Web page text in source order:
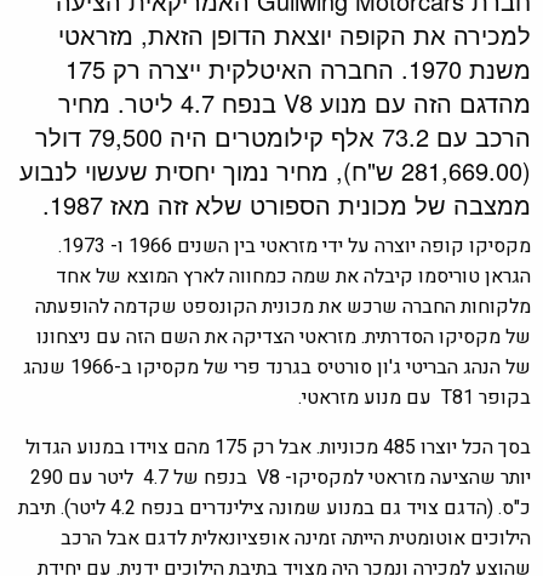
למכירה את הקופה יוצאת הדופן הזאת, מזראטי
משנת 1970. החברה האיטלקית ייצרה רק 175
מהדגם הזה עם מנוע V8 בנפח 4.7 ליטר. מחיר
הרכב עם 73.2 אלף קילומטרים היה 79,500 דולר
(281,669.00 ש"ח), מחיר נמוך יחסית שעשוי לנבוע
ממצבה של מכונית הספורט שלא זזה מאז 1987.
מקסיקו קופה יוצרה על ידי מזראטי בין השנים 1966 ו- 1973.
הגראן טוריסמו קיבלה את שמה כמחווה לארץ המוצא של אחד
מלקוחות החברה שרכש את מכונית הקונספט שקדמה להופעתה
של מקסיקו הסדרתית. מזראטי הצדיקה את השם הזה עם ניצחונו
של הנהג הבריטי ג'ון סורטיס בגרנד פרי של מקסיקו ב-1966 שנהג
בקופר T81 עם מנוע מזראטי.
בסך הכל יוצרו 485 מכוניות. אבל רק 175 מהם צוידו במנוע הגדול
יותר שהציעה מזראטי למקסיקו- V8 בנפח של 4.7 ליטר עם 290
כ"ס. (הדגם צויד גם במנוע שמונה צילינדרים בנפח 4.2 ליטר). תיבת
הילוכים אוטומטית הייתה זמינה אופציונאלית לדגם אבל הרכב
שהוצע למכירה ונמכר היה מצויד בתיבת הילוכים ידנית. עם יחידת